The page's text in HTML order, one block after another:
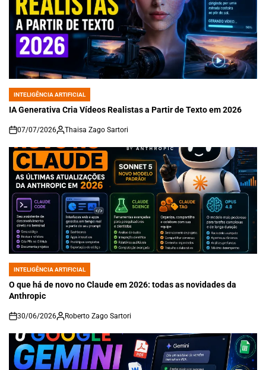
POSTED
IN
INTELIGÊNCIA ARTIFICIAL
IA Generativa Cria Vídeos Realistas a Partir de Texto em 2026
on
07/07/2026 Thaisa Zago Sartori
POSTED
IN
INTELIGÊNCIA ARTIFICIAL
O que há de novo no Claude em 2026: todas as novidades da
Anthropic
on
30/06/2026 Roberto Zago Sartori